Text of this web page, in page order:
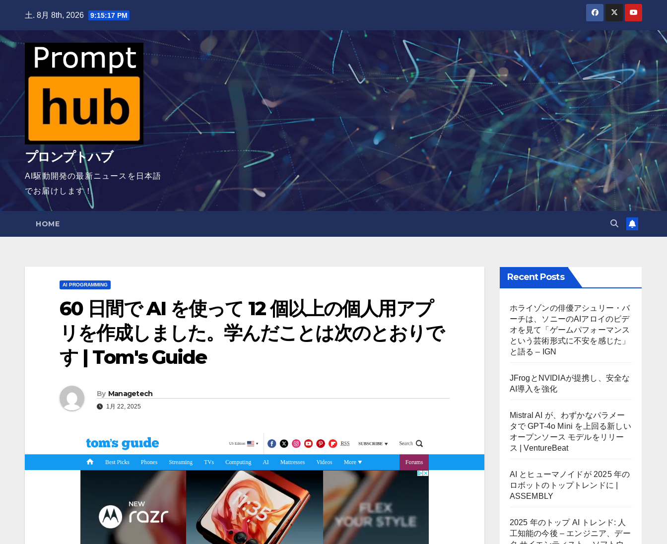
content
土. 8月 8th, 2026 9:15:18 PM
プロンプトハブ
AI駆動開発の最新ニュースを日本語
でお届けします！
HOME
AI PROGRAMMING
60 日間で AI を使って 12 個以上の個人用アプ
リを作成しました。学んだことは次のとおりで
す | Tom's Guide
By Managetech
1月 22, 2025
Recent Posts
ホライゾンの俳優アシュリー・バ
ーチは、ソニーのAIアロイのビデ
オを見て「ゲームパフォーマンス
という芸術形式に不安を感じた」
と語る – IGN
JFrogとNVIDIAが提携し、安全な
AI導入を強化
Mistral AI が、わずかなパラメー
タで GPT-4o Mini を上回る新しい
オープンソース モデルをリリー
ス | VentureBeat
AI とヒューマノイドが 2025 年の
ロボットのトップトレンドに |
ASSEMBLY
2025 年のトップ AI トレンド: 人
工知能の今後 – エンジニア、デー